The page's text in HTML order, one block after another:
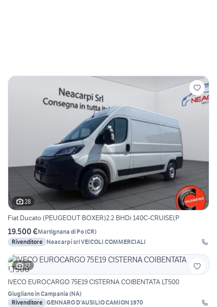
28
Fiat Ducato (PEUGEOUT BOXER)2.2 BHDi 140C-CRUISE(P
19.500 €Martignana di Po(CR)
Rivenditore Neacarpi srl VEICOLI COMMERCIALI
27
IVECO EUROCARGO 75E19 CISTERNA COIBENTATA LT500
Giugliano in Campania (NA)
Rivenditore GENNARO D'AUSILIO CAMION 1970